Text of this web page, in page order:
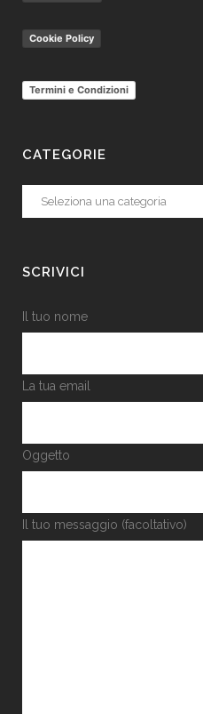
Cookie Policy
Termini e Condizioni
CATEGORIE
Categorie
SCRIVICI
Il tuo nome
La tua email
Oggetto
Il tuo messaggio (facoltativo)